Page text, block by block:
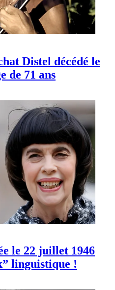
Distel décédé le
de 71 ans
le 22 juillet 1946
linguistique !